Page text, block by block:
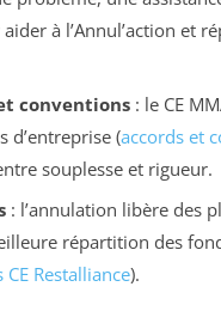
à l’Annul’action et
conventions: le CE
d’entreprise (accords et
souplesse et rigueur.
: l’annulation libère des
répartition des
Restalliance).